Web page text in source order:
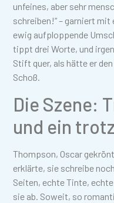
unfeines, aber sehr
schreiben!“ – garniert
ewig aufploppende
tippt drei Worte, und
Stift quer, als hätte er
Schoß.
Die Szene:
und ein
Thompson, Oscar
erklärte, sie schreibe
Seiten, echte Tinte,
sie ab. Soweit, so